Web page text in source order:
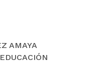
AMAYA